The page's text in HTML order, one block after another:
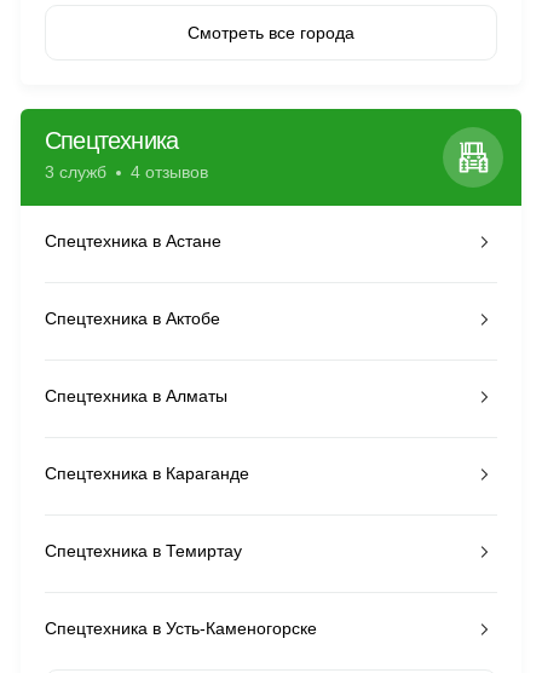
Смотреть все города
Спецтехника
3 служб 4 отзывов
Спецтехника в Астане
Спецтехника в Актобе
Спецтехника в Алматы
Спецтехника в Караганде
Спецтехника в Темиртау
Спецтехника в Усть-Каменогорске